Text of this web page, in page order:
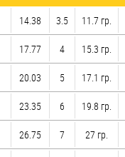
14.38 3.5 11.7 гр.
17.77 4 15.3 гр.
20.03 5 17.1 гр.
23.35 6 19.8 гр.
26.75 7 27 гр.